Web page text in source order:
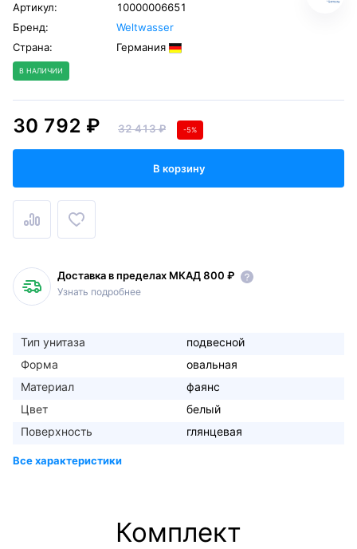
Артикул:
10000006651
Бренд:
Weltwasser
Страна:
Германия
В НАЛИЧИИ
30 792 ₽ 32 413 ₽ -5%
В корзину
Доставка в пределах МКАД 800 ₽
Узнать подробнее
Тип унитаза
подвесной
Форма
овальная
Материал
фаянс
Цвет
белый
Поверхность
глянцевая
Комплект